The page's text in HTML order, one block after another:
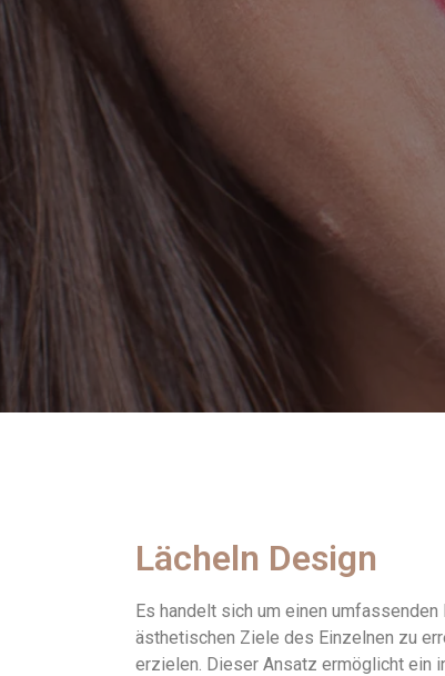
Lächeln Design
Es handelt sich um einen
ästhetischen Ziele des Einzelnen zu
erzielen. Dieser Ansatz ermöglicht ein